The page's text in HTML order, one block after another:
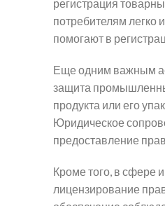
регистрация
потребителям
помогают в
Еще одним важным
защита
продукта или его
Юридическое
предоставление
Кроме того, в сфере
лицензирование